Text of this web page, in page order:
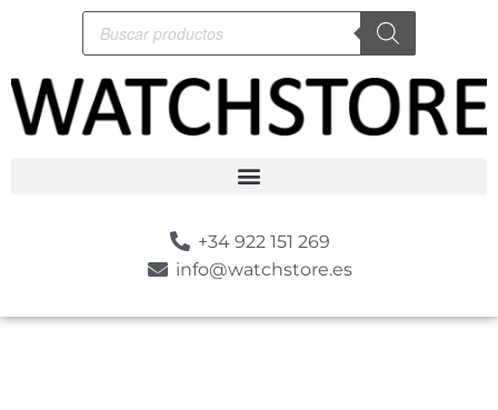
+34 922 151 269
info@watchstore.es